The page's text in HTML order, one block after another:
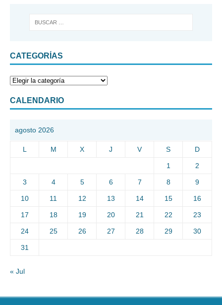
CATEGORÍAS
CALENDARIO
agosto 2026
L M X J V S D
1 2
3 4 5 6 7 8 9
10 11 12 13 14 15 16
17 18 19 20 21 22 23
24 25 26 27 28 29 30
31
« Jul